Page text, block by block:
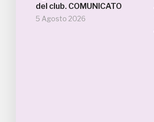
del club. COMUNICATO
5 Agosto 2026